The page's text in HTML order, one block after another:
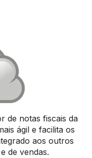
de notas fiscais da
ágil e facilita os
aos outros
de vendas.